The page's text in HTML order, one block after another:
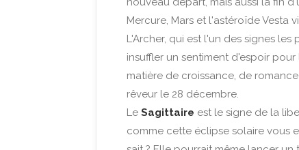
Mercure, Mars et l'astéroïde Vesta
L'Archer, qui est l'un des signes
insuffler un sentiment d'espoir
matière de croissance, de
rêveur le 28 décembre.
Le Sagittaire est le signe de la
comme cette éclipse solaire vous